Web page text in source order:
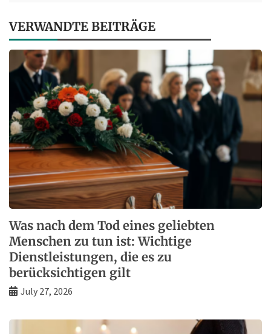
VERWANDTE BEITRÄGE
Was nach dem Tod eines geliebten
Menschen zu tun ist: Wichtige
Dienstleistungen, die es zu
berücksichtigen gilt
July 27, 2026